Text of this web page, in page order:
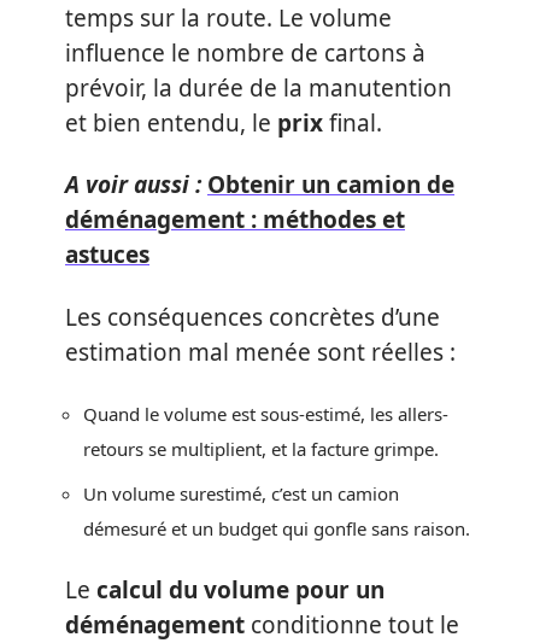
temps sur la route. Le volume
influence le nombre de cartons à
prévoir, la durée de la manutention
et bien entendu, le prixfinal.
A voir aussi : Obtenir un camion de
déménagement : méthodes et
astuces
Les conséquences concrètes d’une
estimation mal menée sont réelles :
Quand le volume est sous-estimé, les allers-
retours se multiplient, et la facture grimpe.
Un volume surestimé, c’est un camion
démesuré et un budget qui gonfle sans raison.
Le calcul du volume pour un
déménagement conditionne tout le